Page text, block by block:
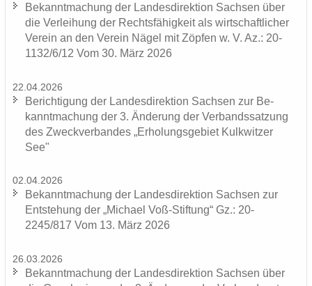
Be­kannt­ma­chung der Lan­des­di­rek­ti­on Sach­sen über
die Ver­lei­hung der Rechts­fä­hig­keit als wirt­schaft­li­cher
Ver­ein an den Ver­ein Nägel mit Zöp­fen w. V. Az.: 20-
1132/6/12 Vom 30. März 2026
22.04.2026
Be­rich­ti­gung der Lan­des­di­rek­ti­on Sach­sen zur Be­
kannt­ma­chung der 3. Än­de­rung der Ver­bands­sat­zung
des Zweck­ver­ban­des „Er­ho­lungs­ge­biet Kulk­wit­zer
See"
02.04.2026
Be­kannt­ma­chung der Lan­des­di­rek­ti­on Sach­sen zur
Ent­ste­hung der „Mi­cha­el Voß-​Stiftung“ Gz.: 20-
2245/817 Vom 13. März 2026
26.03.2026
Be­kannt­ma­chung der Lan­des­di­rek­ti­on Sach­sen über